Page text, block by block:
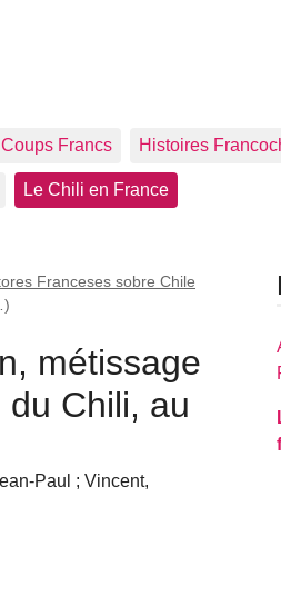
Coups Francs Histoires
Le Chili en France
Franceses sobre Chile
métissage
Chili, au
Paul ; Vincent,